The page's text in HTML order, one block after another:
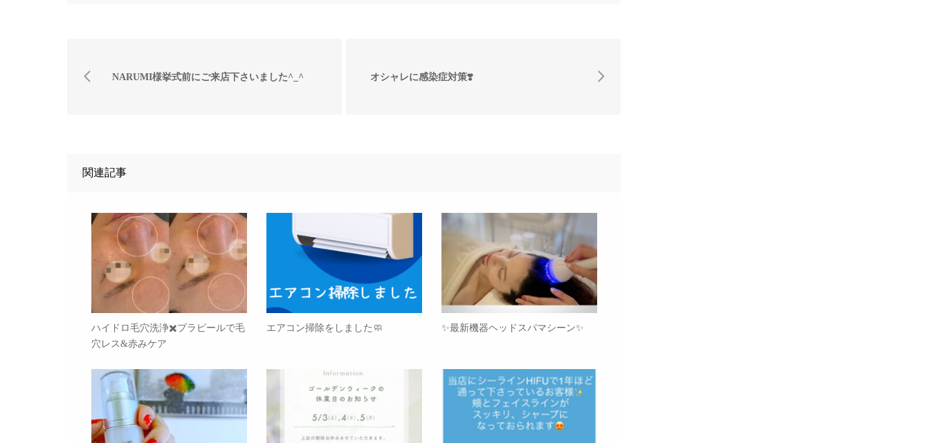
NARUMI様挙式前にご来店下さいました^_^ オシャレに感染症対策❣️
関連記事
ハイドロ毛穴洗浄✖️プラピールで毛
穴レス&赤みケア
エアコン掃除をしました🧼 ✨最新機器ヘッドスパマシーン✨